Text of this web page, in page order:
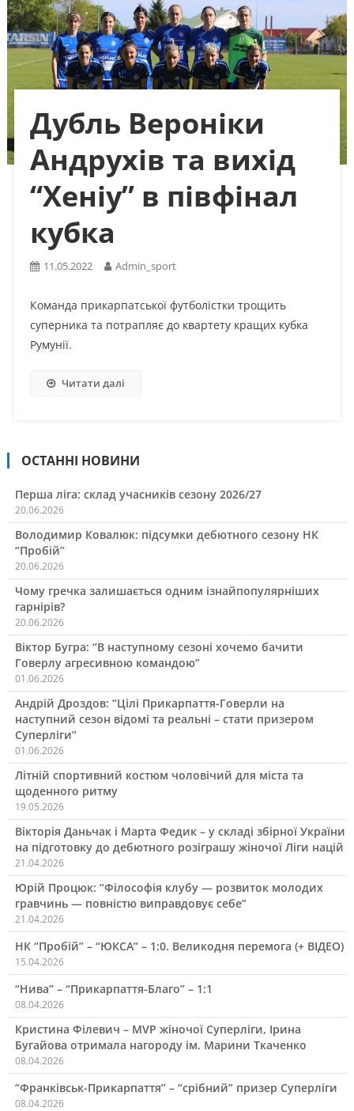
Дубль Вероніки
Андрухів та вихід
“Хеніу” в півфінал
кубка
11.05.2022 Admin_sport
Команда прикарпатської футболістки трощить
суперника та потрапляє до квартету кращих кубка
Румунії.
Читати далі
ОСТАННІ НОВИНИ
Перша ліга: склад учасників сезону 2026/27
20.06.2026
Володимир Ковалюк: підсумки дебютного сезону НК
“Пробій”
20.06.2026
Чому гречка залишається одним ізнайпопулярніших
гарнірів?
20.06.2026
Віктор Бугра: “В наступному сезоні хочемо бачити
Говерлу агресивною командою”
01.06.2026
Андрій Дроздов: “Цілі Прикарпаття-Говерли на
наступний сезон відомі та реальні – стати призером
Суперліги”
01.06.2026
Літній спортивний костюм чоловічий для міста та
щоденного ритму
19.05.2026
Вікторія Даньчак і Марта Федик – у складі збірної України
на підготовку до дебютного розіграшу жіночої Ліги націй
21.04.2026
Юрій Процюк: “Філософія клубу — розвиток молодих
гравчинь — повністю виправдовує себе”
21.04.2026
НК “Пробій” – “ЮКСА” – 1:0. Великодня перемога (+ ВІДЕО)
15.04.2026
“Нива” – “Прикарпаття-Благо” – 1:1
08.04.2026
Кристина Філевич – MVP жіночої Суперліги, Ірина
Бугайова отримала нагороду ім. Марини Ткаченко
08.04.2026
“Франківськ-Прикарпаття” – “срібний” призер Суперліги
08.04.2026